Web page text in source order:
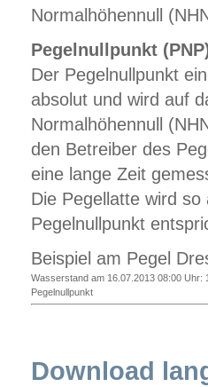
Normalhöhennull
Pegelnullpunkt
Der Pegelnullpunkt
absolut und wird auf
Normalhöhennull
den Betreiber des
eine lange Zeit
Die Pegellatte wird
Pegelnullpunkt
Beispiel am Pegel
Wasserstand am 16.07.2013 08:00 Uhr:
Pegelnullpunkt
Download